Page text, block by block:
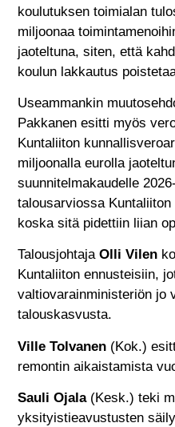
koulutuksen toimialan
miljoonaa
jaoteltuna, siten, että
koulun lakkautus
Useammankin
Pakkanen esitti myös
Kuntaliiton
miljoonalla eurolla
suunnitelmakaudelle
talousarviossa
koska sitä pidettiin liian
TalousjohtajaOlli Vilen
Kuntaliiton ennusteisiin,
valtiovarainministeriön jo
talouskasvusta.
Ville Tolvanen (Kok.)
remontin aikaistamista
Sauli Ojala (Kesk.) teki
yksityistieavustusten